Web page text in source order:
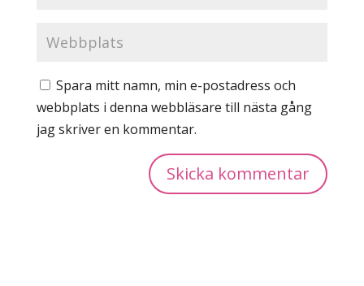
Spara mitt namn, min e-postadress och
webbplats i denna webbläsare till nästa gång
jag skriver en kommentar.